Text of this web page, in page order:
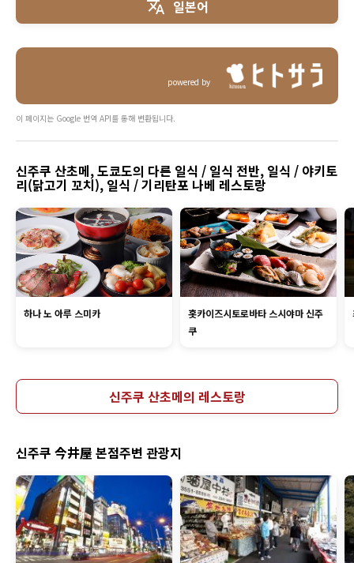
일본어
powered by
이 페이지는 Google 번역 API를 통해 변환됩니다.
신주쿠 산초메, 도쿄도의 다른 일식 / 일식 전반, 일식 / 야키토
리(닭고기 꼬치), 일식 / 기리탄포 나베 레스토랑
하나 노 아루 스미카
홋카이즈시토로바타 스시야마 신주
쿠
신주쿠 산초메의 레스토랑
신주쿠 今井屋 본점주변 관광지